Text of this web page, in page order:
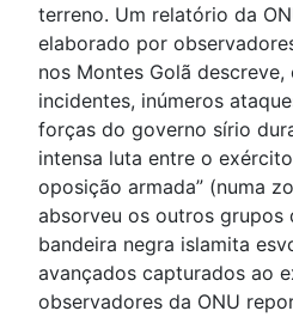
terreno. Um relatório da
elaborado por
nos Montes Golã
incidentes, inúmeros
forças do governo sírio
intensa luta entre o
oposição armada” (numa
absorveu os outros grupos
bandeira negra islamita
avançados capturados ao
observadores da ONU